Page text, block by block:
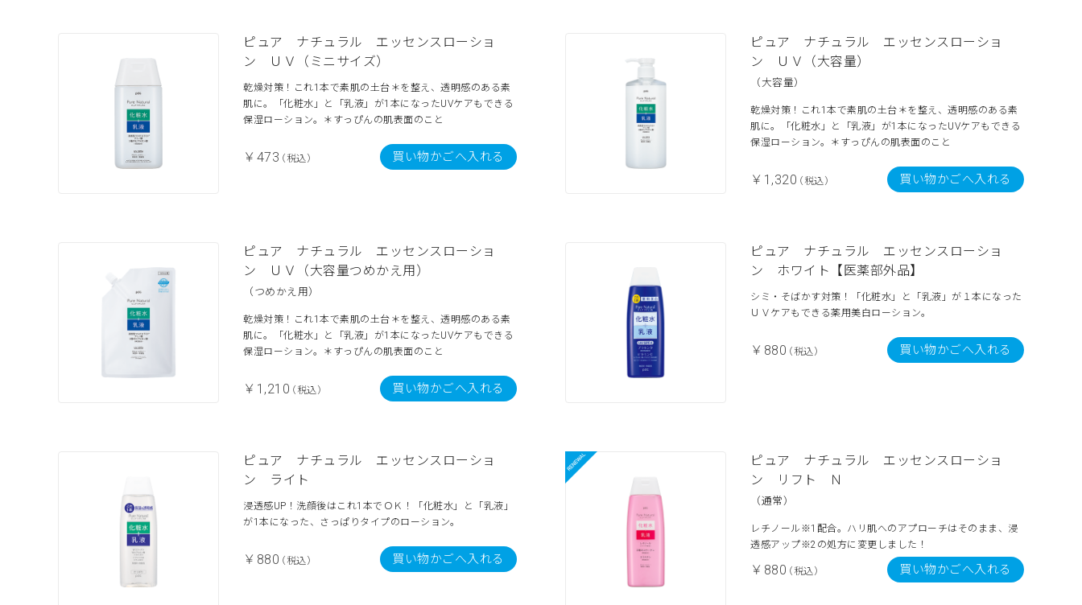
ピュア ナチュラル エッセンスローショ
ン ＵＶ（ミニサイズ）
乾燥対策！これ1本で素肌の土台＊を整え、透明感のある素
肌に。「化粧水」と「乳液」が1本になったUVケアもできる
保湿ローション。＊すっぴんの肌表面のこと
￥473（税込） 買い物かごへ入れる
ピュア ナチュラル エッセンスローショ
ン ＵＶ（大容量）
（大容量）
乾燥対策！これ1本で素肌の土台＊を整え、透明感のある素
肌に。「化粧水」と「乳液」が1本になったUVケアもできる
保湿ローション。＊すっぴんの肌表面のこと
￥1,320（税込） 買い物かごへ入れる
ピュア ナチュラル エッセンスローショ
ン ＵＶ（大容量つめかえ用）
（つめかえ用）
乾燥対策！これ1本で素肌の土台＊を整え、透明感のある素
肌に。「化粧水」と「乳液」が1本になったUVケアもできる
保湿ローション。＊すっぴんの肌表面のこと
￥1,210（税込） 買い物かごへ入れる
ピュア ナチュラル エッセンスローショ
ン ホワイト【医薬部外品】
シミ・そばかす対策！「化粧水」と「乳液」が１本になった
ＵＶケアもできる薬用美白ローション。
￥880（税込） 買い物かごへ入れる
ピュア ナチュラル エッセンスローショ
ン ライト
浸透感UP！洗顔後はこれ1本でＯＫ！「化粧水」と「乳液」
が1本になった、さっぱりタイプのローション。
￥880（税込） 買い物かごへ入れる
ピュア ナチュラル エッセンスローショ
ン リフト Ｎ
（通常）
レチノール※1配合。ハリ肌へのアプローチはそのまま、浸
透感アップ※2の処方に変更しました！
￥880（税込） 買い物かごへ入れる